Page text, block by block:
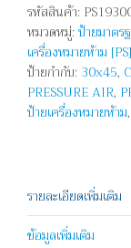
เป่า
ร่างกาย
-
DO
NOT
USE
ชิ้น
รหัสสินค้า:
หมวดหมู่:ป้ายมาต
เครื่องหมายห้าม [PS]
ป้ายกำกับ: 30x45,
PRESSURE AIR,
ป้ายเครื่องหมายห้าม,
รายละเอียดเพิ่มเติม
ข้อมูลเพิ่มเติม